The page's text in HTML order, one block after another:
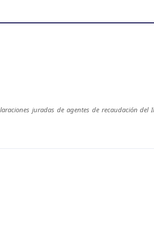
juradas de agentes de recaudación del